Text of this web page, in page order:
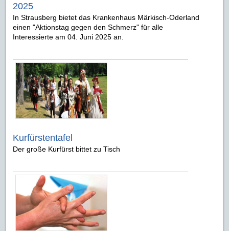
2025
In Strausberg bietet das Krankenhaus Märkisch-Oderland
einen "Aktionstag gegen den Schmerz" für alle
Interessierte am 04. Juni 2025 an.
Kurfürstentafel
Der große Kurfürst bittet zu Tisch